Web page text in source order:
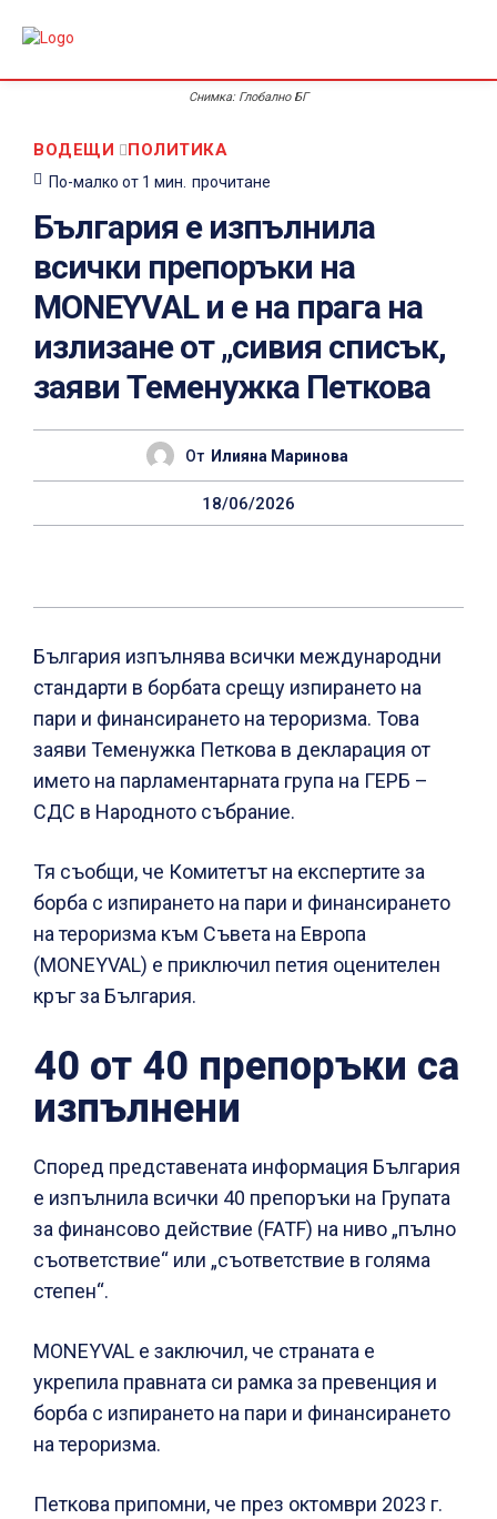
Снимка: Глобално БГ
ВОДЕЩИ ПОЛИТИКА
По-малко от 1 мин. прочитане
България е изпълнила
всички препоръки на
MONEYVAL и е на прага на
излизане от „сивия списък,
заяви Теменужка Петкова
От Илияна Маринова
18/06/2026
България изпълнява всички международни
стандарти в борбата срещу изпирането на
пари и финансирането на тероризма. Това
заяви Теменужка Петкова в декларация от
името на парламентарната група на ГЕРБ –
СДС в Народното събрание.
Тя съобщи, че Комитетът на експертите за
борба с изпирането на пари и финансирането
на тероризма към Съвета на Европа
(MONEYVAL) е приключил петия оценителен
кръг за България.
40 от 40 препоръки са
изпълнени
Според представената информация България
е изпълнила всички 40 препоръки на Групата
за финансово действие (FATF) на ниво „пълно
съответствие“ или „съответствие в голяма
степен“.
MONEYVAL е заключил, че страната е
укрепила правната си рамка за превенция и
борба с изпирането на пари и финансирането
на тероризма.
Петкова припомни, че през октомври 2023 г.